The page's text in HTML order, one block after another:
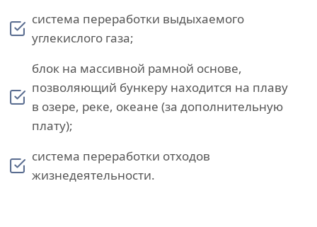
система переработки выдыхаемого
углекислого газа;
блок на массивной рамной основе,
позволяющий бункеру находится на плаву
в озере, реке, океане (за дополнительную
плату);
система переработки отходов
жизнедеятельности.